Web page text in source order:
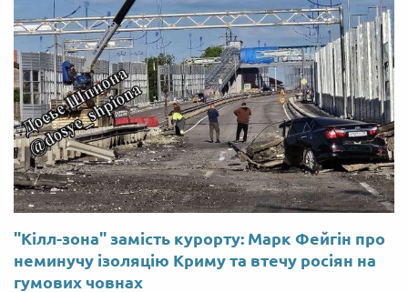
"Кілл-зона" замість курорту: Марк Фейгін про
неминучу ізоляцію Криму та втечу росіян на
гумових човнах